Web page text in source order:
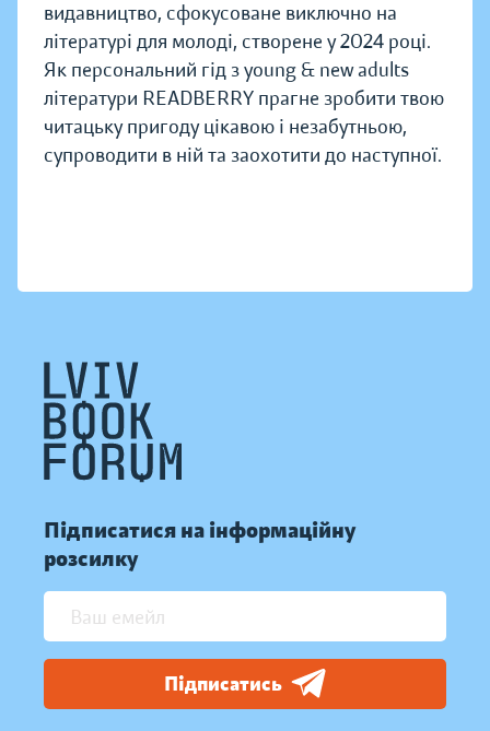
видавництво, сфокусоване виключно на
літературі для молоді, створене у 2024 році.
Як персональний гід з young & new adults
літератури READBERRY прагне зробити твою
читацьку пригоду цікавою і незабутньою,
супроводити в ній та заохотити до наступної.
Підписатися на інформаційну
розсилку
Підписатись